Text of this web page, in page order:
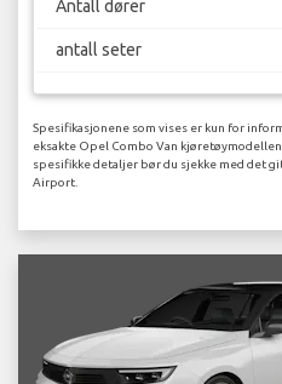
Antall dører
antall seter
Spesifikasjonene som vises er kun for
eksakte Opel Combo Van
spesifikke detaljer bør du sjekke med det
Airport.